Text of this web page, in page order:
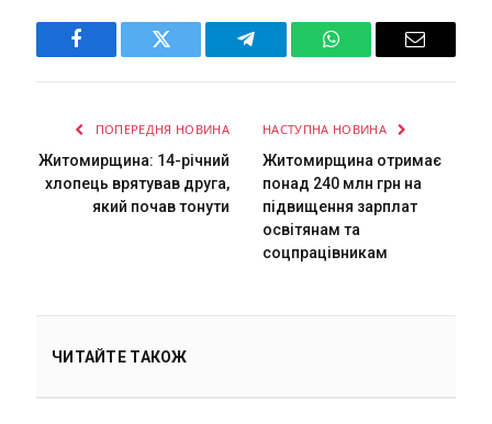
Facebook Twitter Telegram WhatsAppEmail
ПОПЕРЕДНЯ НОВИНА
Житомирщина: 14-річний
хлопець врятував друга,
який почав тонути
НАСТУПНА НОВИНА
Житомирщина отримає
понад 240 млн грн на
підвищення зарплат
освітянам та
соцпрацівникам
ЧИТАЙТЕ ТАКОЖ